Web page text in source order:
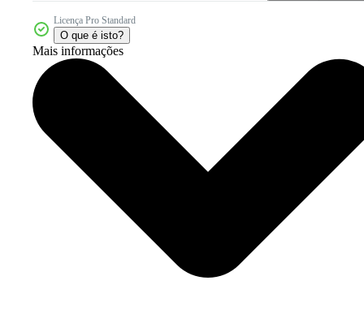
Licença Pro Standard
O que é isto?
Mais informações